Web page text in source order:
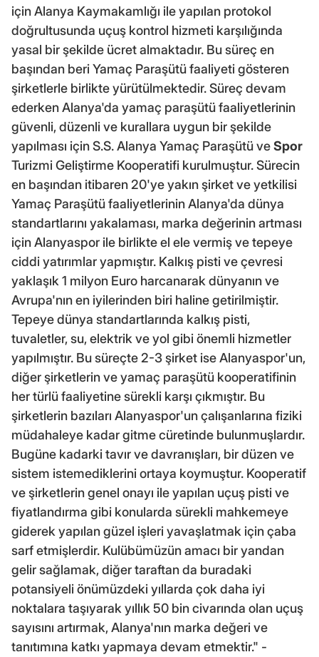
için Alanya Kaymakamlığı ile yapılan protokol
doğrultusunda uçuş kontrol hizmeti karşılığında
yasal bir şekilde ücret almaktadır. Bu süreç en
başından beri Yamaç Paraşütü faaliyeti gösteren
şirketlerle birlikte yürütülmektedir. Süreç devam
ederken Alanya'da yamaç paraşütü faaliyetlerinin
güvenli, düzenli ve kurallara uygun bir şekilde
yapılması için S.S. Alanya Yamaç Paraşütü veSpor
Turizmi Geliştirme Kooperatifi kurulmuştur. Sürecin
en başından itibaren 20'ye yakın şirket ve yetkilisi
Yamaç Paraşütü faaliyetlerinin Alanya'da dünya
standartlarını yakalaması, marka değerinin artması
için Alanyaspor ile birlikte el ele vermiş ve tepeye
ciddi yatırımlar yapmıştır. Kalkış pisti ve çevresi
yaklaşık 1 milyon Euro harcanarak dünyanın ve
Avrupa'nın en iyilerinden biri haline getirilmiştir.
Tepeye dünya standartlarında kalkış pisti,
tuvaletler, su, elektrik ve yol gibi önemli hizmetler
yapılmıştır. Bu süreçte 2-3 şirket ise Alanyaspor'un,
diğer şirketlerin ve yamaç paraşütü kooperatifinin
her türlü faaliyetine sürekli karşı çıkmıştır. Bu
şirketlerin bazıları Alanyaspor'un çalışanlarına fiziki
müdahaleye kadar gitme cüretinde bulunmuşlardır.
Bugüne kadarki tavır ve davranışları, bir düzen ve
sistem istemediklerini ortaya koymuştur. Kooperatif
ve şirketlerin genel onayı ile yapılan uçuş pisti ve
fiyatlandırma gibi konularda sürekli mahkemeye
giderek yapılan güzel işleri yavaşlatmak için çaba
sarf etmişlerdir. Kulübümüzün amacı bir yandan
gelir sağlamak, diğer taraftan da buradaki
potansiyeli önümüzdeki yıllarda çok daha iyi
noktalara taşıyarak yıllık 50 bin civarında olan uçuş
sayısını artırmak, Alanya'nın marka değeri ve
tanıtımına katkı yapmaya devam etmektir." -